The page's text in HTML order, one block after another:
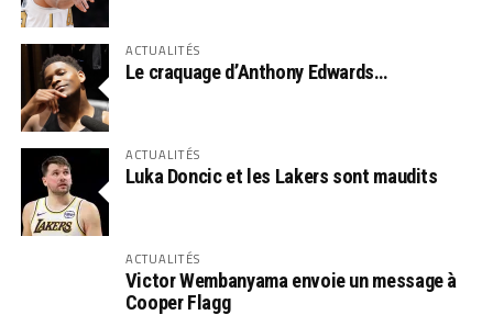
ACTUALITÉS
Le craquage d’Anthony Edwards…
ACTUALITÉS
Luka Doncic et les Lakers sont maudits
ACTUALITÉS
Victor Wembanyama envoie un message à
Cooper Flagg